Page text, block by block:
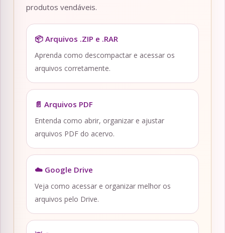
produtos vendáveis.
📦 Arquivos .ZIP e .RAR
Aprenda como descompactar e acessar os
arquivos corretamente.
📄 Arquivos PDF
Entenda como abrir, organizar e ajustar
arquivos PDF do acervo.
☁️ Google Drive
Veja como acessar e organizar melhor os
arquivos pelo Drive.